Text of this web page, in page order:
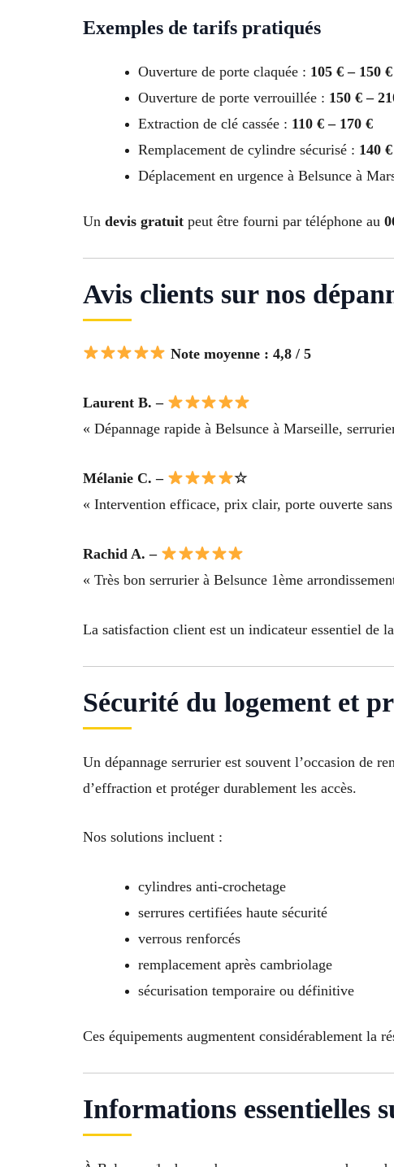
Exemples de tarifs pratiqués
Ouverture de porte claquée : 105 € – 150 €
Ouverture de porte verrouillée : 150 € –
Extraction de clé cassée : 110 € – 170 €
Remplacement de cylindre sécurisé : 140
Déplacement en urgence à Belsunce à
Un devis gratuit peut être fourni par téléphone au
Avis clients sur nos
Note moyenne : 4,8 / 5
Laurent B. –
« Dépannage rapide à Belsunce à Marseille,
Mélanie C. –
☆
« Intervention efficace, prix clair, porte ouverte sans
Rachid A. –
« Très bon serrurier à Belsunce 1ème
La satisfaction client est un indicateur essentiel de
Sécurité du logement et
Un dépannage serrurier est souvent l’occasion de
d’effraction et protéger durablement les accès.
Nos solutions incluent :
cylindres anti-crochetage
serrures certifiées haute sécurité
verrous renforcés
remplacement après cambriolage
sécurisation temporaire ou définitive
Ces équipements augmentent considérablement la
Informations essentielles